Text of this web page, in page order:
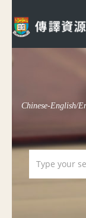
Chinese-English/